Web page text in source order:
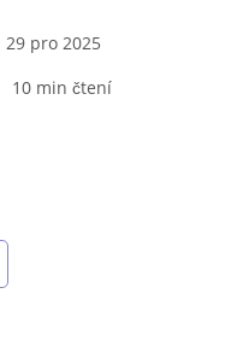
29 pro 2025
10 min čtení